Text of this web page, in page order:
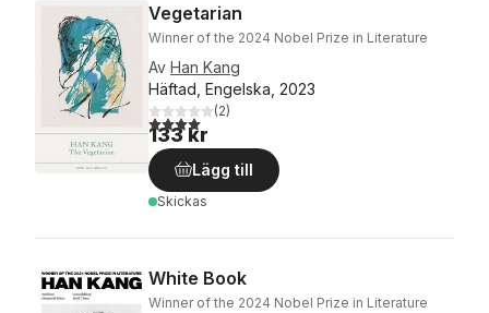
Vegetarian
Winner of the 2024 Nobel Prize in Literature
Av Han Kang
Häftad, Engelska, 2023
4,0utav 5 stjärnor. Totalt antal röster:
(2)
133 kr
Lägg till
Skickas
White Book
Winner of the 2024 Nobel Prize in Literature